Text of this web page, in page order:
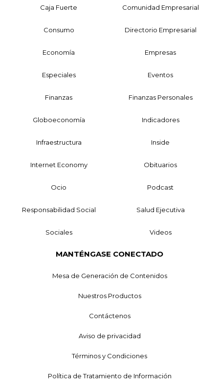
Caja Fuerte Comunidad Empresarial
Consumo Directorio Empresarial
Economía Empresas
Especiales Eventos
Finanzas Finanzas Personales
Globoeconomía Indicadores
Infraestructura Inside
Internet Economy Obituarios
Ocio Podcast
Responsabilidad Social Salud Ejecutiva
Sociales Videos
MANTÉNGASE CONECTADO
Mesa de Generación de Contenidos
Nuestros Productos
Contáctenos
Aviso de privacidad
Términos y Condiciones
Política de Tratamiento de Información